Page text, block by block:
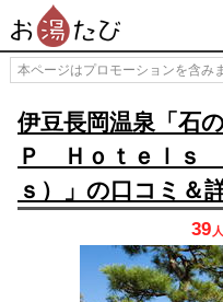
本ページはプロモーションを含み
伊豆長岡温泉「石
Ｐ Ｈｏｔｅｌｓ
ｓ）」の口コミ＆
39 人